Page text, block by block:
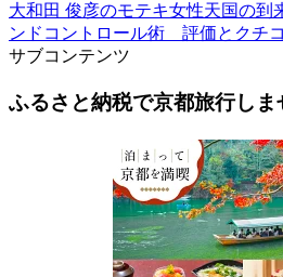
大和田 俊彦のモテキ女性天国の到
ンドコントロール術 評価とクチ
サブコンテンツ
ふるさと納税で京都旅行しま